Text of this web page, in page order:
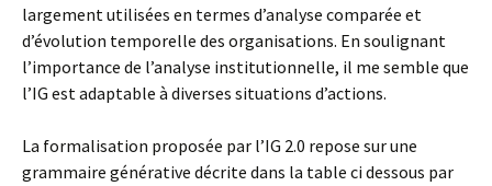
largement utilisées en termes d’analyse comparée et
d’évolution temporelle des organisations. En soulignant
l’importance de l’analyse institutionnelle, il me semble que
l’IG est adaptable à diverses situations d’actions.
La formalisation proposée par l’IG 2.0 repose sur une
grammaire générative décrite dans la table ci dessous par